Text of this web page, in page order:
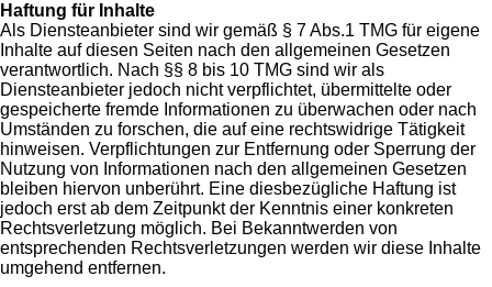
Haftung für Inhalte
Als Diensteanbieter sind wir gemäß § 7 Abs.1 TMG für eigene
Inhalte auf diesen Seiten nach den allgemeinen Gesetzen
verantwortlich. Nach §§ 8 bis 10 TMG sind wir als
Diensteanbieter jedoch nicht verpflichtet, übermittelte oder
gespeicherte fremde Informationen zu überwachen oder nach
Umständen zu forschen, die auf eine rechtswidrige Tätigkeit
hinweisen. Verpflichtungen zur Entfernung oder Sperrung der
Nutzung von Informationen nach den allgemeinen Gesetzen
bleiben hiervon unberührt. Eine diesbezügliche Haftung ist
jedoch erst ab dem Zeitpunkt der Kenntnis einer konkreten
Rechtsverletzung möglich. Bei Bekanntwerden von
entsprechenden Rechtsverletzungen werden wir diese Inhalte
umgehend entfernen.